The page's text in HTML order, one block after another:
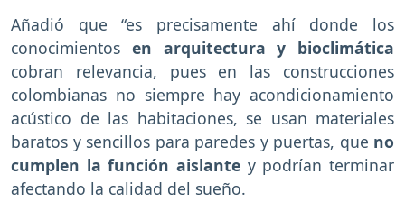
Añadió que “es precisamente ahí donde los
conocimientos en arquitectura y bioclimática
cobran relevancia, pues en las construcciones
colombianas no siempre hay acondicionamiento
acústico de las habitaciones, se usan materiales
baratos y sencillos para paredes y puertas, que no
cumplen la función aislante y podrían terminar
afectando la calidad del sueño.